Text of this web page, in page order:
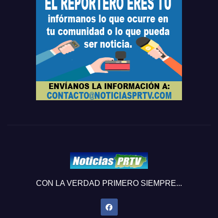
CON LA VERDAD PRIMERO SIEMPRE...